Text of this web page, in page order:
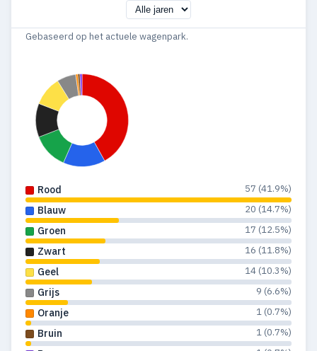
Gebaseerd op het actuele wagenpark.
Rood 57 (41.9%)
Blauw 20 (14.7%)
Groen 17 (12.5%)
Zwart 16 (11.8%)
Geel 14 (10.3%)
Grijs 9 (6.6%)
Oranje 1 (0.7%)
Bruin 1 (0.7%)